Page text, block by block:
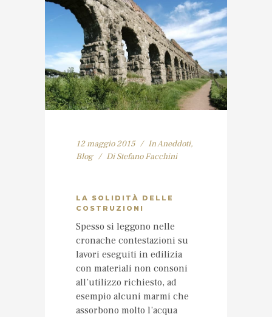
12 maggio 2015 InAneddoti,
Blog
Di Stefano Facchini
LA SOLIDITÀ DELLE
COSTRUZIONI
Spesso si leggono nelle
cronache contestazioni su
lavori eseguiti in edilizia
con materiali non consoni
all’utilizzo richiesto, ad
esempio alcuni marmi che
assorbono molto l’acqua